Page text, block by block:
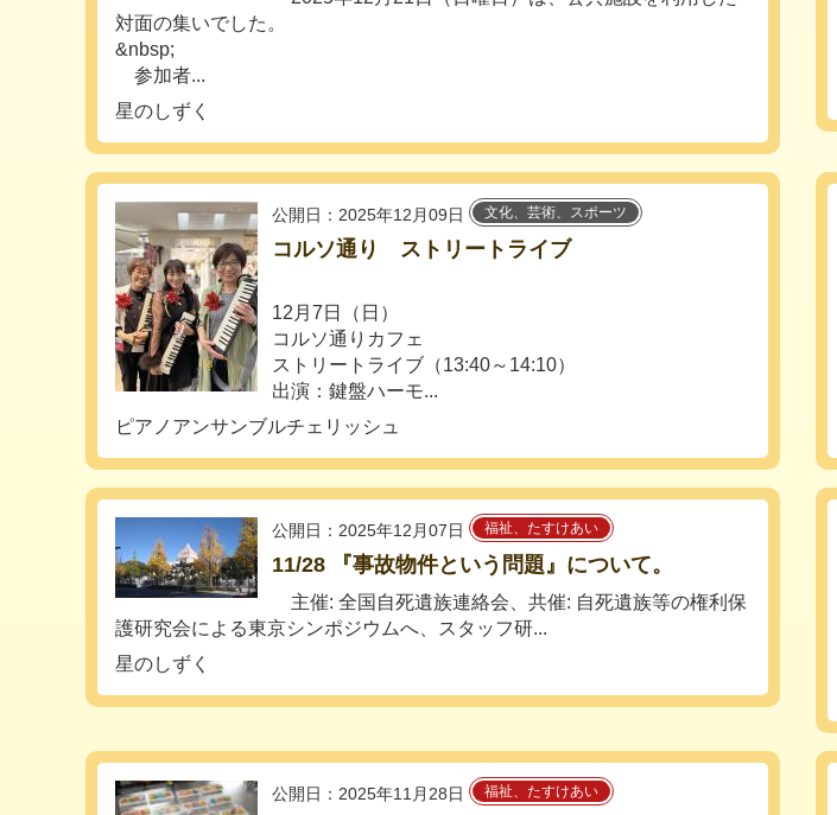
対面の集いでした。
&nbsp;
参加者...
星のしずく
公開日：2025年12月09日 文化、芸術、スポーツ
コルソ通り ストリートライブ
12月7日（日）
コルソ通りカフェ
ストリートライブ（13:40～14:10）
出演：鍵盤ハーモ...
ピアノアンサンブルチェリッシュ
公開日：2025年12月07日 福祉、たすけあい
11/28 『事故物件という問題』について。
主催: 全国自死遺族連絡会、共催: 自死遺族等の権利保
護研究会による東京シンポジウムへ、スタッフ研...
星のしずく
公開日：2025年11月28日 福祉、たすけあい